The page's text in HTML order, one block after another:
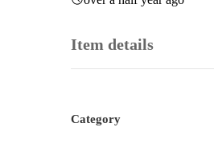
Item details
Category